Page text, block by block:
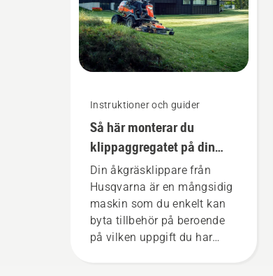
Instruktioner och guider
Så här monterar du
klippaggregatet på din
åkgräsklippare från
Husqvarna
Din åkgräsklippare från
Husqvarna är en mångsidig
maskin som du enkelt kan
byta tillbehör på beroende
på vilken uppgift du har